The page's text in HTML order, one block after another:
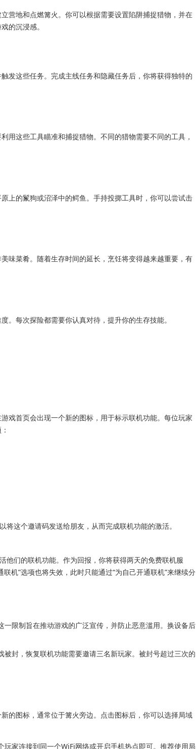
营地和点燃篝火。你可以根据需要设置陷阱捕捉猎物，并在
的沉浸感。
发这些任务。完成主线任务和隐藏任务后，你将获得独特的
用这些工具瞄准和捕捉猎物。不同的猎物需要不同的工具，
上的鬣狗或沼泽中的鳄鱼。手持投掷工具时，你可以尝试击
味菜肴。随着生存时间的延长，烹饪将变得越来越重要，有
。每次探险都需要你认真对待，提升你的生存技能。
戏首页会出现一个新的图标，用于标示联机功能。每位玩家
这个邀请码发送给朋友，从而完成联机功能的激活。
他们的联机功能。作为回报，你将获得两天的免费联机服
机”选项也将失效，此时只能通过“为自己开通联机”来继续分
一限制旨在推动游戏的广泛宣传，并防止恶意滥用。换设备后
被封，恢复联机功能需要邀请三名新玩家。被封号超过三次的
的图标，通常位于篝火旁边。点击图标后，你可以选择局域
家连接到同一个WiFi网络或开启手机热点即可。推荐使用局